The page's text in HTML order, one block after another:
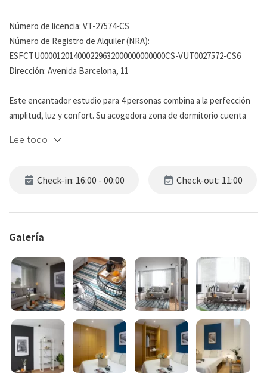
Número de licencia: VT-27574-CS
Número de Registro de Alquiler (NRA):
ESFCTU000012014000229632000000000000CS-VUT0027572-CS6
Dirección: Avenida Barcelona, 11
Este encantador estudio para 4 personas combina a la perfección
amplitud, luz y confort. Su acogedora zona de dormitorio cuenta
separada parcialmente del salón por una pared que aporta una
sofá cama doble. Además, dispone de un confortable baño en suite
lavadora, microondas, nevera y todos los utensilios necesarios para
que prepares tus comidas con total comodidad. También
encontrarás aire acondicionado, secador de pelo, plancha, ropa de
cama y toallas, asegurando una estancia sin preocupaciones.
Ubicado en un edificio de apartamentos de alquiler, con un servicio
de asistencia al huésped disponible 24/7, disfrutarás de las
ventajas de un hotel con la tranquilidad y privacidad de un
Lee todo
Check-in: 16:00 - 00:00 Check-out: 11:00
Galería